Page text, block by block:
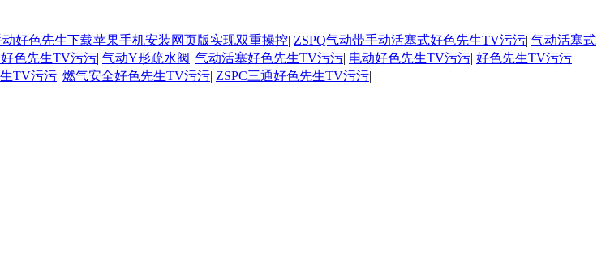
好色先生下载苹果手机安装网页版实现双重操控| ZSPQ气动带手动活塞式好色先生TV污污| 气动活塞式
色先生TV污污| 气动Y形疏水阀| 气动活塞好色先生TV污污| 电动好色先生TV污污| 好色先生TV污污|
TV污污| 燃气安全好色先生TV污污| ZSPC三通好色先生TV污污|